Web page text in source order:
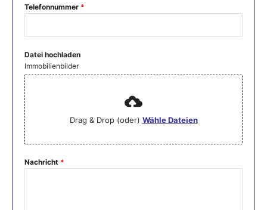
Telefonnummer *
Datei hochladen
Immobilienbilder
Drag & Drop (oder) Wähle Dateien
Nachricht *